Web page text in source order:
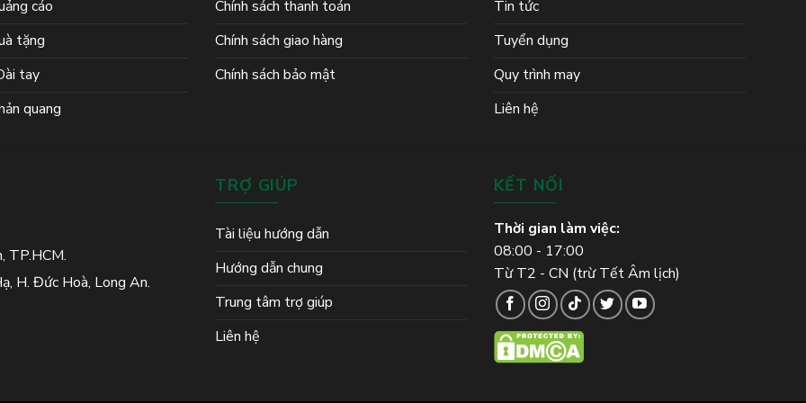
cáo
tặng
tay
quang
Chính sách thanh toán
Chính sách giao hàng
Chính sách bảo mật
Tin tức
Tuyển dụng
Quy trình may
Liên hệ
TP.HCM.
H. Đức Hoà, Long An.
TRỢ GIÚP
Tài liệu hướng dẫn
Hướng dẫn chung
Trung tâm trợ giúp
Liên hệ
KẾT NỐI
Thời gian làm việc:
08:00 - 17:00
Từ T2 - CN (trừ Tết Âm lịch)